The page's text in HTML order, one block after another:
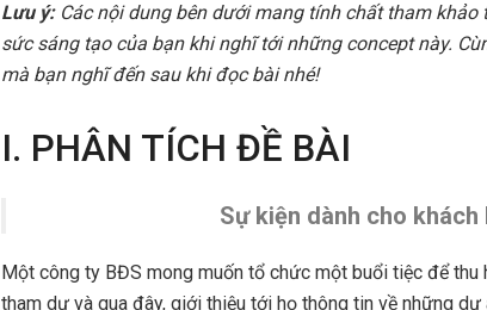
Lưu ý:Các nội dung bên dưới mang tính chất tham
sức sáng tạo của bạn khi nghĩ tới những concept này.
mà bạn nghĩ đến sau khi đọc bài nhé!
I. PHÂN TÍCH ĐỀ BÀI
Sự kiện dành cho
Một công ty BĐS mong muốn tổ chức một buổi tiệc để
tham dự và qua đây, giới thiệu tới họ thông tin về những